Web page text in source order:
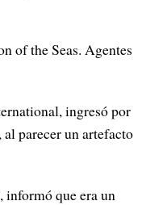
of the Seas. Agentes
ingresó por
parecer un artefacto
informó que era un